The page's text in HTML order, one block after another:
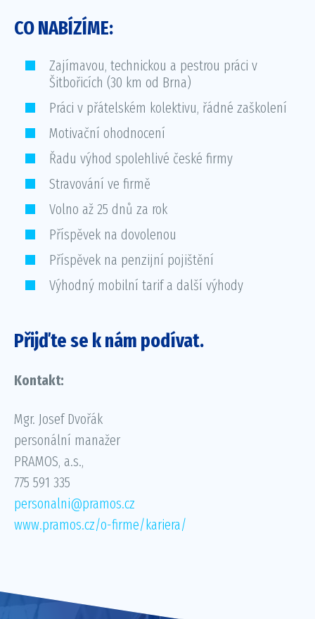
CO NABÍZÍME:
Zajímavou, technickou a pestrou práci v
Šitbořicích (30 km od Brna)
Práci v přátelském kolektivu, řádné zaškolení
Motivační ohodnocení
Řadu výhod spolehlivé české firmy
Stravování ve firmě
Volno až 25 dnů za rok
Příspěvek na dovolenou
Příspěvek na penzijní pojištění
Výhodný mobilní tarif a další výhody
Přijďte se k nám podívat.
Kontakt:
Mgr. Josef Dvořák
personální manažer
PRAMOS, a.s.,
775 591 335
personalni@pramos.cz
www.pramos.cz/o-firme/kariera/